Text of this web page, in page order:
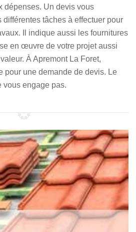
dépenses. Un devis vous
tâches à effectuer pour
Il indique aussi les fournitures
en œuvre de votre projet aussi
À Apremont La Foret,
pour une demande de devis. Le
vous engage pas.